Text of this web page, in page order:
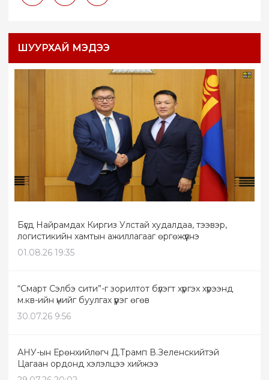
ШУУРХАЙ МЭДЭЭ
Бүгд Найрамдах Киргиз Улстай худалдаа, тээвэр,
логистикийн хамтын ажиллагааг өргөжүүлнэ
01.08.26 19:35
“Смарт Сэлбэ сити”-г зорилтот бүлэгт хүргэх хүрээнд
м.кв-ийн үнийг буулгах үүрэг өгөв
30.07.26 9:56
АНУ-ын Ерөнхийлөгч Д.Трамп В.Зеленскийтэй
Цагаан ордонд хэлэлцээ хийжээ